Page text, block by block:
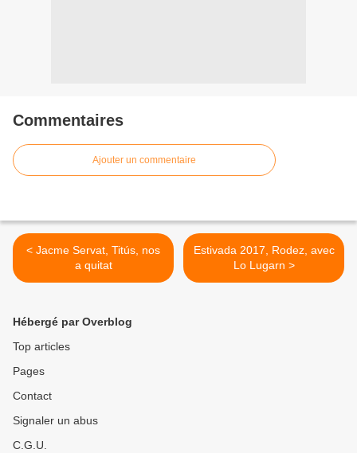
Commentaires
Ajouter un commentaire
< Jacme Servat, Titús, nos
a quitat
Estivada 2017, Rodez, avec
Lo Lugarn >
Hébergé par Overblog
Top articles
Pages
Contact
Signaler un abus
C.G.U.